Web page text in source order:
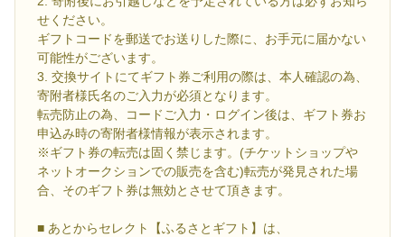
せください。
ギフトコードを郵送でお送りした際に、お手元に届かない
可能性がございます。
3. 交換サイトにてギフト券ご利用の際は、本人確認の為、
寄附者様氏名のご入力が必須となります。
転売防止の為、コードご入力・ログイン後は、ギフト券お
申込み時の寄附者様情報が表示されます。
※ギフト券の転売は固く禁じます。(チケットショップや
ネットオークションでの販売を含む)転売が発見された場
合、そのギフト券は無効とさせて頂きます。
■ あとからセレクト【ふるさとギフト】は、